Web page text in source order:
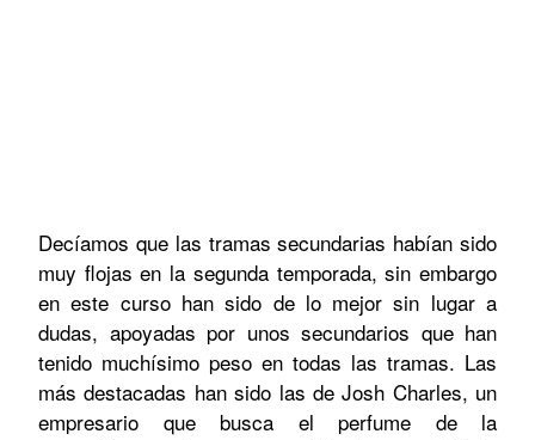
Decíamos que las tramas secundarias habían sido
muy flojas en la segunda temporada, sin embargo
en este curso han sido de lo mejor sin lugar a
dudas, apoyadas por unos secundarios que han
tenido muchísimo peso en todas las tramas. Las
más destacadas han sido las de Josh Charles, un
empresario que busca el perfume de la